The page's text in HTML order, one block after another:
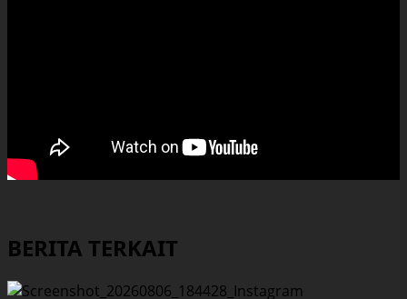
BERITA TERKAIT